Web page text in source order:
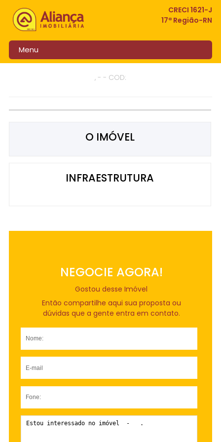
CRECI 1621-J
17ª Região-RN
Menu
, - - COD:
O IMÓVEL
INFRAESTRUTURA
NEGOCIE AGORA!
Gostou desse Imóvel
Então compartilhe aqui sua proposta ou
dúvidas que a gente entra em contato.